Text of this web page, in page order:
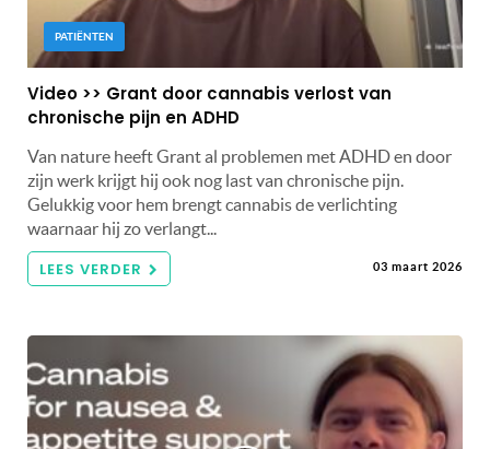
PATIËNTEN
Video >> Grant door cannabis verlost van
chronische pijn en ADHD
Van nature heeft Grant al problemen met ADHD en door
zijn werk krijgt hij ook nog last van chronische pijn.
Gelukkig voor hem brengt cannabis de verlichting
waarnaar hij zo verlangt...
LEES VERDER 03 maart 2026